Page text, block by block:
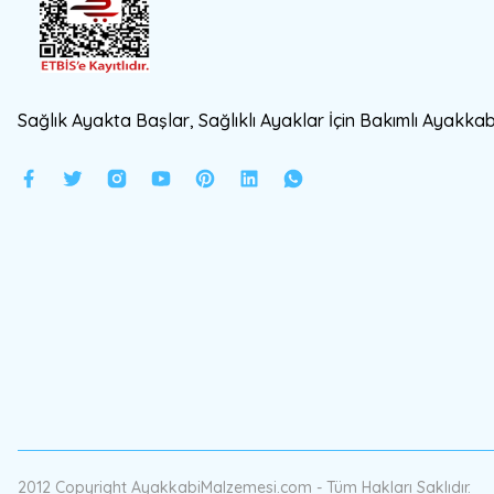
Sağlık Ayakta Başlar, Sağlıklı Ayaklar İçin Bakımlı
2012 Copyright AyakkabiMalzemesi.com - Tüm Hakları Saklıdır.